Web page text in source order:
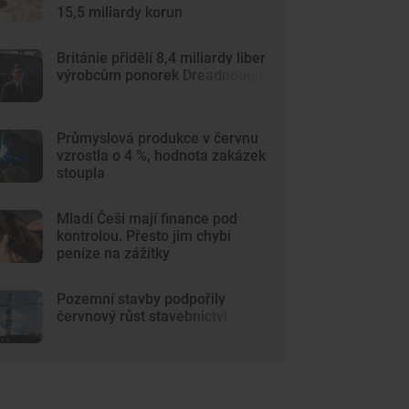
15,5 miliardy korun
Británie přidělí 8,4 miliardy liber
výrobcům ponorek Dreadnought
Průmyslová produkce v červnu
vzrostla o 4 %, hodnota zakázek
stoupla
Mladí Češi mají finance pod
kontrolou. Přesto jim chybí
peníze na zážitky
Pozemní stavby podpořily
červnový růst stavebnictví